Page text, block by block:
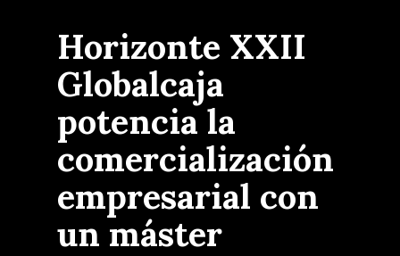
Horizonte XXII
Globalcaja
potencia la
comercialización
empresarial con
un máster